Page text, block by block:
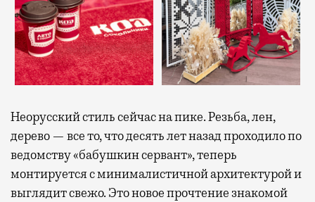
Неорусский стиль сейчас на пике. Резьба, лен,
дерево — все то, что десять лет назад проходило по
ведомству «бабушкин сервант», теперь
монтируется с минималистичной архитектурой и
выглядит свежо. Это новое прочтение знакомой